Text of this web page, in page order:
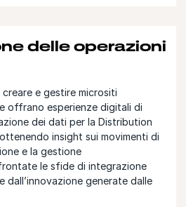
delle operazioni
e gestire micrositi
offrano esperienze digitali di
dei dati per la Distribution
insight sui movimenti di
e la gestione
le sfide di integrazione
dall’innovazione generate dalle